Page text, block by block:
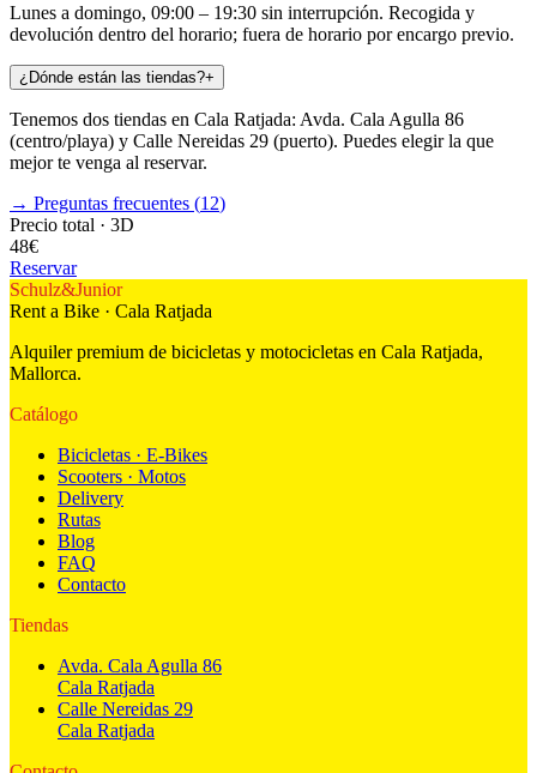
Lunes a domingo, 09:00 – 19:30 sin interrupción. Recogida y
devolución dentro del horario; fuera de horario por encargo previo.
¿Dónde están las tiendas?+
Tenemos dos tiendas en Cala Ratjada: Avda. Cala Agulla 86
(centro/playa) y Calle Nereidas 29 (puerto). Puedes elegir la que
mejor te venga al reservar.
→ Preguntas frecuentes (12)
Precio total · 3D
48€
Reservar
Schulz&Junior
Rent a Bike · Cala Ratjada
Alquiler premium de bicicletas y motocicletas en Cala Ratjada,
Mallorca.
Catálogo
Bicicletas · E-Bikes
Scooters · Motos
Delivery
Rutas
Blog
FAQ
Contacto
Tiendas
Avda. Cala Agulla 86
Cala Ratjada
Calle Nereidas 29
Cala Ratjada